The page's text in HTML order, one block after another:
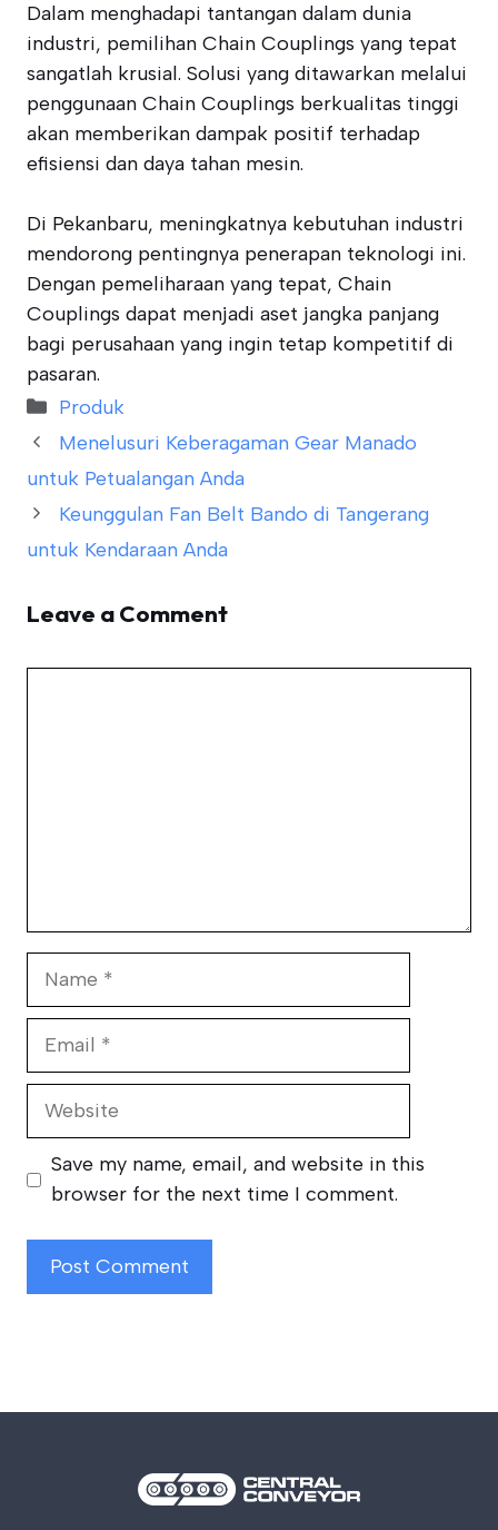
Dalam menghadapi tantangan dalam dunia
industri, pemilihan Chain Couplings yang tepat
sangatlah krusial. Solusi yang ditawarkan melalui
penggunaan Chain Couplings berkualitas tinggi
akan memberikan dampak positif terhadap
efisiensi dan daya tahan mesin.
Di Pekanbaru, meningkatnya kebutuhan industri
mendorong pentingnya penerapan teknologi ini.
Dengan pemeliharaan yang tepat, Chain
Couplings dapat menjadi aset jangka panjang
bagi perusahaan yang ingin tetap kompetitif di
pasaran.
Categories
Produk
Menelusuri Keberagaman Gear Manado
untuk Petualangan Anda
Keunggulan Fan Belt Bando di Tangerang
untuk Kendaraan Anda
Leave a Comment
Website
Save my name, email, and website in this
browser for the next time I comment.